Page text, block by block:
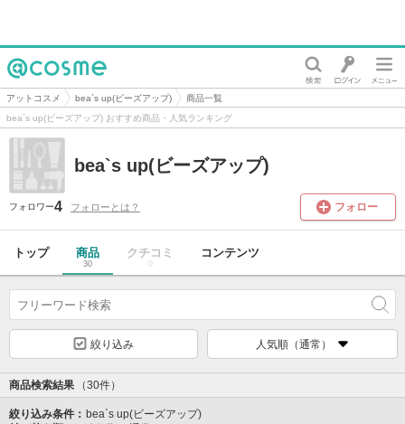
@cosme
アットコスメ bea`s up(ビーズアップ)
商品一覧
bea`s up(ビーズアップ) おすすめ商品・人気ランキング
bea`s up(ビーズアップ)
フォロワー4 フォローとは？ フォロー
トップ 商品
30
クチコミ
0
コンテンツ
絞り込み 人気順（通常）
商品検索結果 （30件）
絞り込み条件： bea`s up(ビーズアップ)